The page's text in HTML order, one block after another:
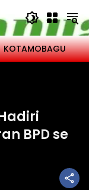
KOTAMOBAGU
BPD se